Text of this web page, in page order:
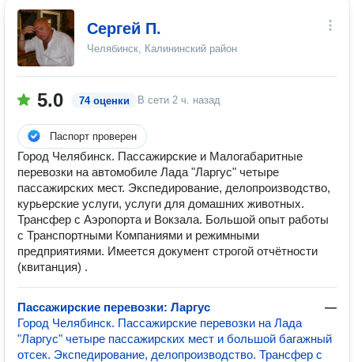
Сергей П.
Челябинск, Калининский район
5.0 74 оценки В сети 2 ч. назад
Паспорт проверен
Город Челябинск. Пассажирские и Малогабаритные
перевозки на автомобиле Лада "Ларгус" четыре
пассажирских мест. Экспедирование, делопроизводство,
курьерские услуги, услуги для домашних животных.
Трансфер с Аэропорта и Вокзала. Большой опыт работы
с Транспортными Компаниями и режимными
предприятиями. Имеется документ строгой отчётности
(квитанция) .
Пассажирские перевозки: Ларгус
—
Город Челябинск. Пассажирские перевозки на Лада
"Ларгус" четыре пассажирских мест и большой багажный
отсек. Экспедирование, делопроизводство. Трансфер с